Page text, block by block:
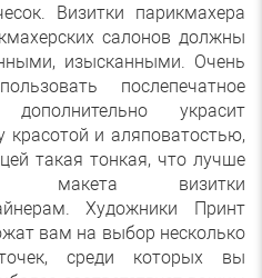
Визитки парикмахера
салонов должны
изысканными. Очень
послепечатное
украсит
красотой и аляповатостью,
такая тонкая, что лучше
макета визитки
Художники Принт
вам на выбор несколько
среди которых вы